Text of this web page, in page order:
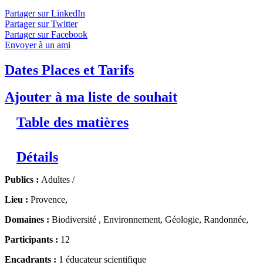
Partager sur LinkedIn
Partager sur Twitter
Partager sur Facebook
Envoyer à un ami
Dates Places et Tarifs
Ajouter à ma liste de souhait
Table des matières
Détails
Publics : Adultes /
Lieu : Provence,
Domaines : Biodiversité , Environnement, Géologie, Randonnée,
Participants : 12
Encadrants : 1 éducateur scientifique